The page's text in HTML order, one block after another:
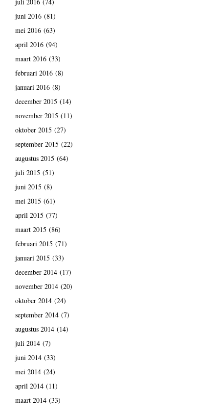
juni 2016(81)
mei 2016(63)
april 2016(94)
maart 2016(33)
februari 2016(8)
januari 2016(8)
december 2015 (14)
november 2015 (11)
oktober 2015 (27)
september 2015 (22)
augustus 2015 (64)
juli 2015 (51)
juni 2015 (8)
mei 2015 (61)
april 2015 (77)
maart 2015 (86)
februari 2015 (71)
januari 2015 (33)
december 2014(17)
november 2014(20)
oktober 2014(24)
september 2014(7)
augustus 2014(14)
juli 2014(7)
juni 2014(33)
mei 2014(24)
april 2014(11)
maart 2014(33)